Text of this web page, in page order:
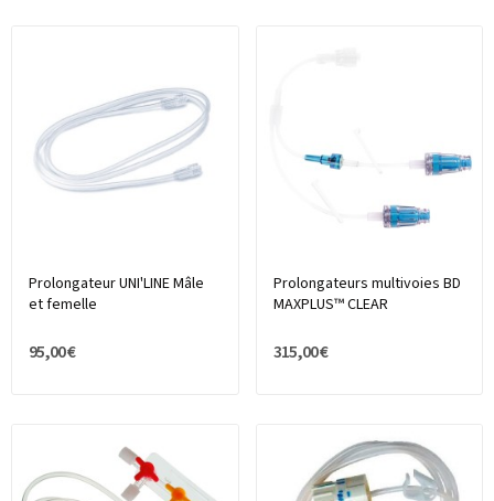
Prolongateur UNI'LINE Mâle
et femelle
95,00 €
Prolongateurs multivoies BD
MAXPLUS™ CLEAR
315,00 €